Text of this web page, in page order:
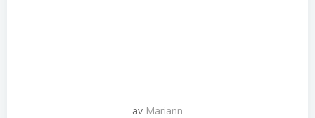
av Mariann